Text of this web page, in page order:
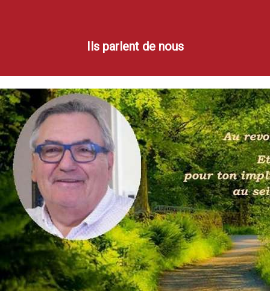
Ils parlent de nous